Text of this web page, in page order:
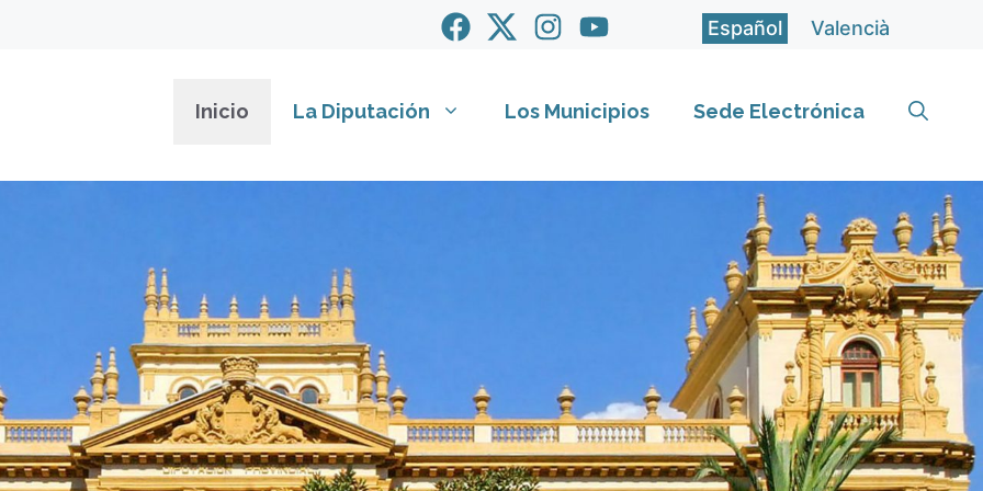
Español Valencià
Inicio La Diputación Los Municipios Sede Electrónica